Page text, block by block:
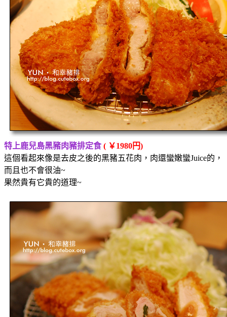
特上鹿兒島黑豬肉豬排定食( ￥1980円)
這個看起來像是去皮之後的黑豬五花肉，肉還蠻嫩蠻Juice的，
而且也不會很油~
果然貴有它貴的道理~